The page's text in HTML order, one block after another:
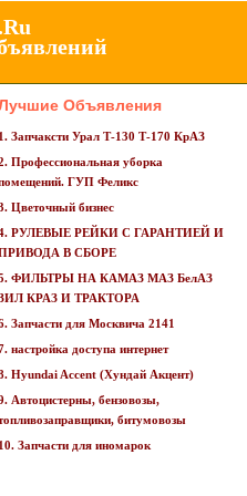
Объявления
1. Запчаксти Урал Т-130 Т-170 КрАЗ
Профессиональная уборка
ГУП Феликс
Цветочный бизнес
РУЛЕВЫЕ РЕЙКИ С ГАРАНТИЕЙ И
В СБОРЕ
ФИЛЬТРЫ НА КАМАЗ МАЗ БелАЗ
КРАЗ И ТРАКТОРА
Запчасти для Москвича 2141
настройка доступа интернет
Hyundai Accent (Хундай Акцент)
Автоцистерны, бензовозы,
битумовозы
10. Запчасти для иномарок